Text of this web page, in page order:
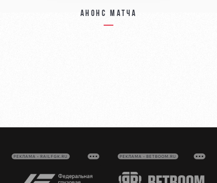
Анонс матча
РЕКЛАМА • RAILFGK.RU РЕКЛАМА • BETBOOM.RU